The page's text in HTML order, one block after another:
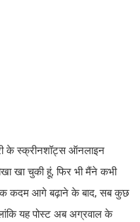
के स्क्रीनशॉट्स ऑनलाइन
खा चुकी हूं, फिर भी मैंने कभी
एक कदम आगे बढ़ाने के बाद, सब कुछ
यह पोस्ट अब अग्रवाल के